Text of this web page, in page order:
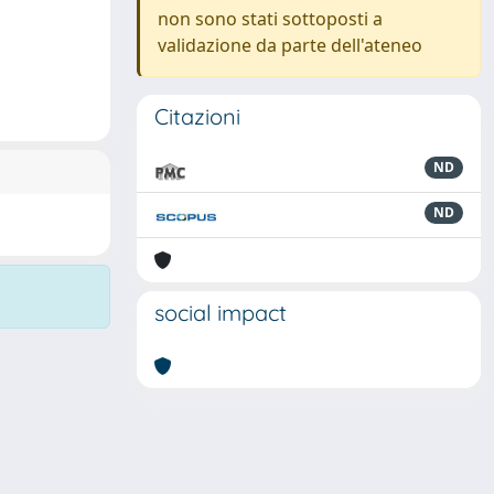
non sono stati sottoposti a
validazione da parte dell'ateneo
Citazioni
ND
ND
social impact